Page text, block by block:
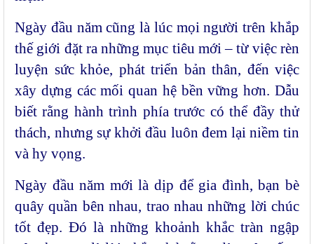
Ngày đầu năm cũng là lúc mọi người trên khắp
thế giới đặt ra những mục tiêu mới – từ việc rèn
luyện sức khỏe, phát triển bản thân, đến việc
xây dựng các mối quan hệ bền vững hơn. Dẫu
biết rằng hành trình phía trước có thể đầy thử
thách, nhưng sự khởi đầu luôn đem lại niềm tin
và hy vọng.
Ngày đầu năm mới là dịp để gia đình, bạn bè
quây quần bên nhau, trao nhau những lời chúc
tốt đẹp. Đó là những khoảnh khắc tràn ngập